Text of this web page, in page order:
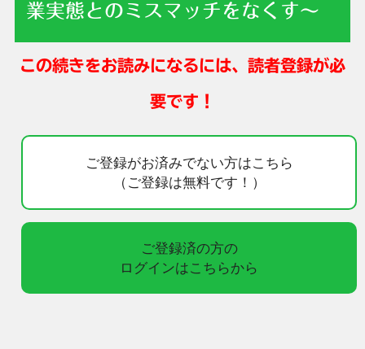
業実態とのミスマッチをなくす～
この続きをお読みになるには、読者登録が必
要です！
ご登録がお済みでない方はこちら
（ご登録は無料です！）
ご登録済の方の
ログインはこちらから